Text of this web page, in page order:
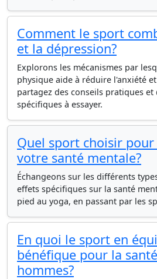
Comment le sport
et la dépression?
Explorons les mécanismes par
physique aide à réduire l'anxiété
partagez des conseils pratiques et
spécifiques à essayer.
Quel sport choisir
votre santé mentale?
Échangeons sur les différents
effets spécifiques sur la santé
pied au yoga, en passant par les
En quoi le sport en
bénéfique pour la
hommes?